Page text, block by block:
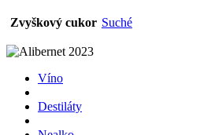
Zvyškový cukor Suché
Víno
Destiláty